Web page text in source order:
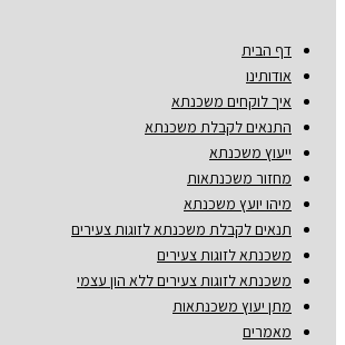
דף הבית
אודותינו
איך לוקחים משכנתא
התנאים לקבלת משכנתא
ייעוץ משכנתא
מחזור משכנתאות
מיהו יועץ משכנתא
תנאים לקבלת משכנתא לזוגות צעירים
משכנתא לזוגות צעירים
משכנתא לזוגות צעירים ללא הון עצמי
מתן יעוץ משכנתאות
מאמרים